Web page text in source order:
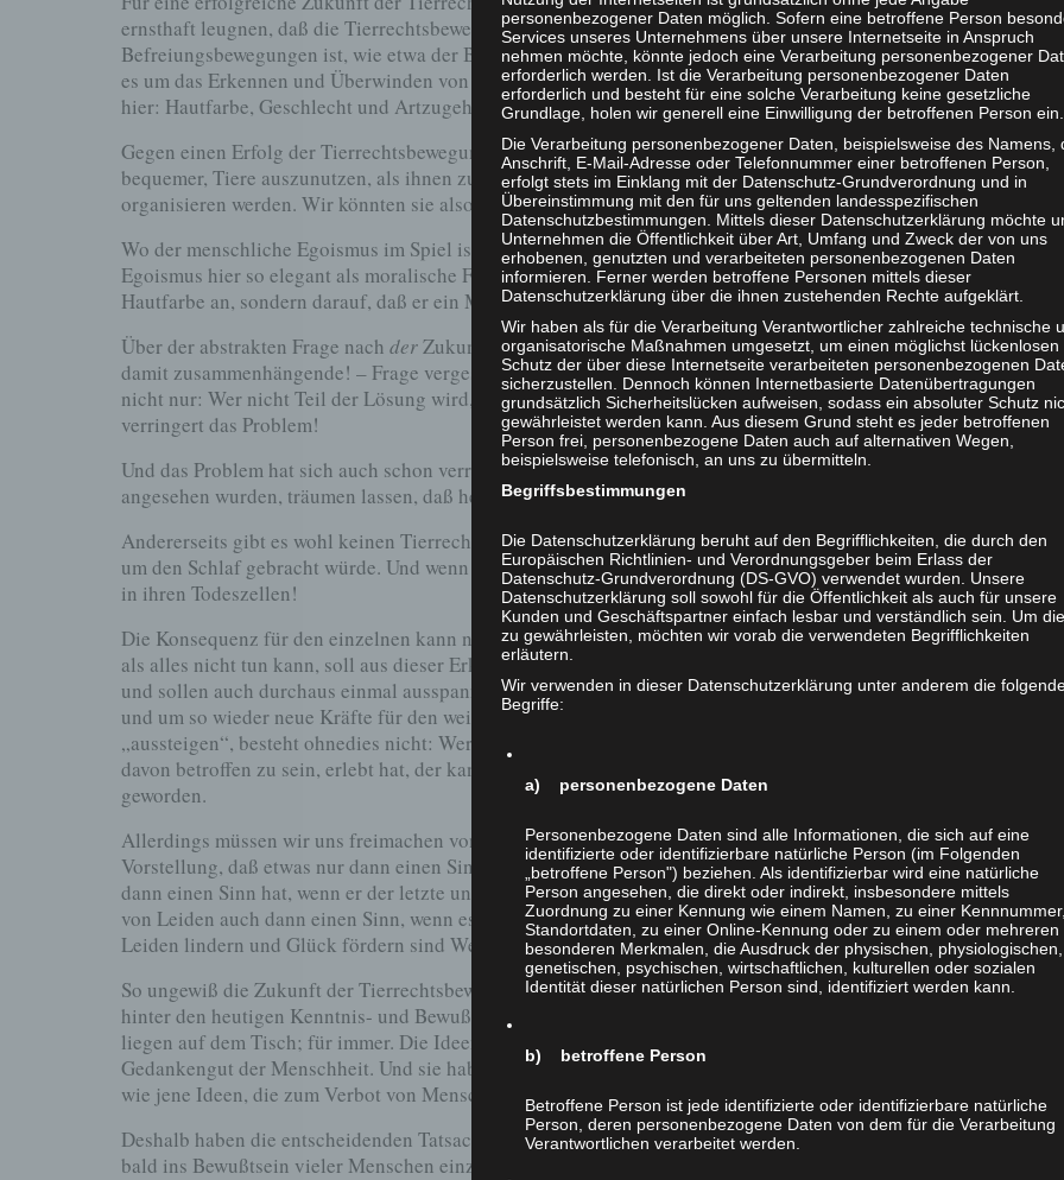
ernsthaft leugnen, daß die Tierrechtsbewegung die logische und konsequente Fortsetzung anderer –
Befreiungsbewegungen ist, wie etwa der Befreiung der Sklaven oder der Emanzipation der Frauen. Stets ging und
es um das Erkennen und Überwinden von moralischen Diskriminierungen aufgrund moralisch irrelevanter
hier: Hautfarbe, Geschlecht und Artzugehörigkeit.
Gegen einen Erfolg der Tierrechtsbewegung spricht der menschliche Egoismus. Natürlich ist es einfacher und
bequemer, Tiere auszunutzen, als ihnen zu helfen. Hinzu kommt, daß die Tiere nie einen Aufstand gegen uns
organisieren werden. Wir könnten sie also ewig gefahr- und straflos quälen und ausbeuten.
Wo der menschliche Egoismus im Spiel ist, haben es alle anderen Kräfte naturgemäß äußerst schwer. Zumal sich
Egoismus hier so elegant als moralische Fortschrittlichkeit verkaufen läßt: „Es kommt doch nicht auf jemandes
Hautfarbe an, sondern darauf, daß er ein Mensch ist!“
Über der abstrakten Frage nach derZukunft derTierrechtsbewegung dürfen wir aber nicht die viel wichtigere –
damit zusammenhängende! – Frage vergessen: Was könnenwir, jeder einzelne, konkret und praktisch tun? Und
nicht nur: Wer nicht Teil der Lösung wird, bleibt Teil des Problems. Sondern vor allem auch: Wer Teil der
verringert das Problem!
Und das Problem hat sich auch schon verringert: Wer hätte sich vor Jahrzehnten, alsVegetarier
angesehen wurden, träumen lassen, daß heuteVeganismusin aller Munde ist!
Andererseits gibt es wohl keinen Tierrechtler, der nicht durch die lähmende Langsamkeit von wirklichen
um den Schlaf gebracht würde. Und wenn
unsschon alles viel zu langsam geht, wie geht es erst den betroffenen
in ihren Todeszellen!
Die Konsequenz für den einzelnen kann nur lauten: im eigenen Bereich alles tun, was man tun kann. Und da man
als alles nicht tun kann, soll aus dieser Erkenntnis auch eine gewisse Gelassenheit resultieren. Mehr noch: Wir
und sollen auch durchaus einmal ausspannen, ja sogar „vergessen“ – um uns vom allgegenwärtigen Horror zu
und um so wieder neue Kräfte für den weiteren Befreiungskampf zu schöpfen. Die Gefahr, daß wir aufhören,
„aussteigen“, besteht ohnedies nicht: Wer einmal das Leiden der Welt erfaßt und die Dankbarkeit, nicht
davon betroffen zu sein, erlebt hat, der kann ohnehin nicht mehr ruhen. Das Verlangen zu helfen, ist unstillbar
geworden.
Allerdings müssen wir uns freimachen von irrationalen und destruktiven Vollkommenheitsphantasien, das heißt
Vorstellung, daß etwas nur dann einen Sinn hat, wenn es „vollendet“ ist oder werden kann. So wie ein schöner
dann einen Sinn hat, wenn er der letzte und nicht Teil eines schönen, „vollendeten“ Lebens ist, so hat auch das
von Leiden auch dann einen Sinn, wenn es nicht ein Schritt zur endgültigen, „vollendeten“ Befreiung der Tiere
Leiden lindern und Glück fördern sind Werte an sich. Letztlich vielleicht die einzigen Werte überhaupt.
So ungewiß die Zukunft der Tierrechtsbewegung auch ist – eines läßt sich schon jetzt mit Sicherheit sagen: Ein
hinter den heutigen Kenntnis- und Bewußtseinsstand kann und wird es nicht geben. Denn die Fakten und
liegen auf dem Tisch; für immer. Die Ideen der Tierrechtsbewegung gehören zum unverlierbaren zivilisatorischen
Gedankengut der Menschheit. Und sie haben dort das gleiche objektive Gewicht und denselben potentiellen
wie jene Ideen, die zum Verbot von Menschenopfern und zur Überwindung der Sklaverei geführt haben.
Deshalb haben die entscheidenden Tatsachen und ihre unausweichlichen Konsequenzen auch gute Chancen, sich
bald ins Bewußtsein vieler Menschen einzuprägen:
personenbezogener Daten möglich. Sofern eine betroffene Person
Services unseres Unternehmens über unsere Internetseite in Anspruch
nehmen möchte, könnte jedoch eine Verarbeitung personenbezogener
erforderlich werden. Ist die Verarbeitung personenbezogener Daten
erforderlich und besteht für eine solche Verarbeitung keine gesetzliche
Grundlage, holen wir generell eine Einwilligung der betroffenen Person ein.
Die Verarbeitung personenbezogener Daten, beispielsweise des Namens,
Anschrift, E-Mail-Adresse oder Telefonnummer einer betroffenen Person,
erfolgt stets im Einklang mit der Datenschutz-Grundverordnung und in
Übereinstimmung mit den für uns geltenden landesspezifischen
Datenschutzbestimmungen. Mittels dieser Datenschutzerklärung möchte
Unternehmen die Öffentlichkeit über Art, Umfang und Zweck der von uns
erhobenen, genutzten und verarbeiteten personenbezogenen Daten
informieren. Ferner werden betroffene Personen mittels dieser
Datenschutzerklärung über die ihnen zustehenden Rechte aufgeklärt.
Wir haben als für die Verarbeitung Verantwortlicher zahlreiche technische
organisatorische Maßnahmen umgesetzt, um einen möglichst lückenlosen
Schutz der über diese Internetseite verarbeiteten personenbezogenen
sicherzustellen. Dennoch können Internetbasierte Datenübertragungen
grundsätzlich Sicherheitslücken aufweisen, sodass ein absoluter Schutz
gewährleistet werden kann. Aus diesem Grund steht es jeder betroffenen
Person frei, personenbezogene Daten auch auf alternativen Wegen,
beispielsweise telefonisch, an uns zu übermitteln.
Begriffsbestimmungen
Die Datenschutzerklärung beruht auf den Begrifflichkeiten, die durch den
Europäischen Richtlinien- und Verordnungsgeber beim Erlass der
Datenschutz-Grundverordnung (DS-GVO) verwendet wurden. Unsere
Datenschutzerklärung soll sowohl für die Öffentlichkeit als auch für unsere
Kunden und Geschäftspartner einfach lesbar und verständlich sein. Um
zu gewährleisten, möchten wir vorab die verwendeten Begrifflichkeiten
erläutern.
Wir verwenden in dieser Datenschutzerklärung unter anderem die
Begriffe:
a) personenbezogene Daten
Personenbezogene Daten sind alle Informationen, die sich auf eine
identifizierte oder identifizierbare natürliche Person (im Folgenden
„betroffene Person") beziehen. Als identifizierbar wird eine natürliche
Person angesehen, die direkt oder indirekt, insbesondere mittels
Zuordnung zu einer Kennung wie einem Namen, zu einer
Standortdaten, zu einer Online-Kennung oder zu einem oder mehreren
besonderen Merkmalen, die Ausdruck der physischen, physiologischen,
genetischen, psychischen, wirtschaftlichen, kulturellen oder sozialen
Identität dieser natürlichen Person sind, identifiziert werden kann.
b) betroffene Person
Betroffene Person ist jede identifizierte oder identifizierbare natürliche
Person, deren personenbezogene Daten von dem für die Verarbeitung
Verantwortlichen verarbeitet werden.